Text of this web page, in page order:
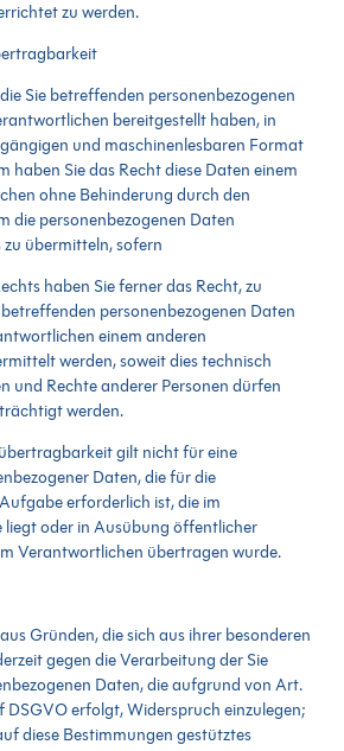
zu werden.
Sie betreffenden personenbezogenen
bereitgestellt haben, in
und maschinenlesbaren Format
haben Sie das Recht diese Daten einem
ohne Behinderung durch den
die personenbezogenen Daten
übermitteln, sofern
haben Sie ferner das Recht, zu
personenbezogenen Daten
einem anderen
werden, soweit dies technisch
und Rechte anderer Personen dürfen
werden.
gilt nicht für eine
Daten, die für die
erforderlich ist, die im
liegt oder in Ausübung öffentlicher
Verantwortlichen übertragen wurde.
Gründen, die sich aus ihrer besonderen
gegen die Verarbeitung der Sie
Daten, die aufgrund von Art.
f DSGVO erfolgt, Widerspruch einzulegen;
diese Bestimmungen gestütztes